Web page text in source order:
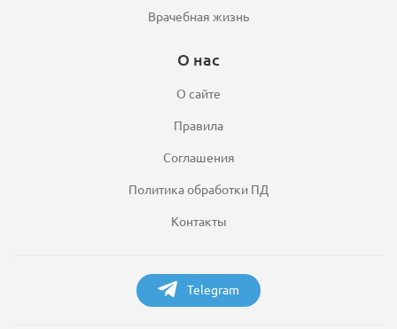
Врачебная жизнь
О нас
О сайте
Правила
Соглашения
Политика обработки ПД
Контакты
Telegram